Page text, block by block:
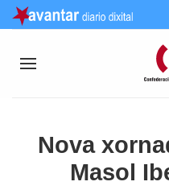
Nova
Masol